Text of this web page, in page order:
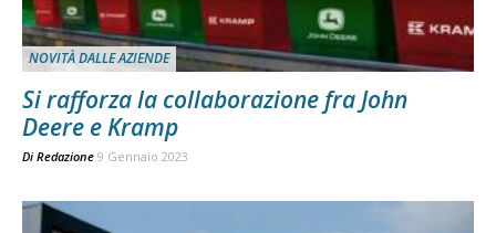
NOVITÀ DALLE AZIENDE
Si rafforza la collaborazione fra John
Deere e Kramp
Di Redazione 9 Gennaio 2023